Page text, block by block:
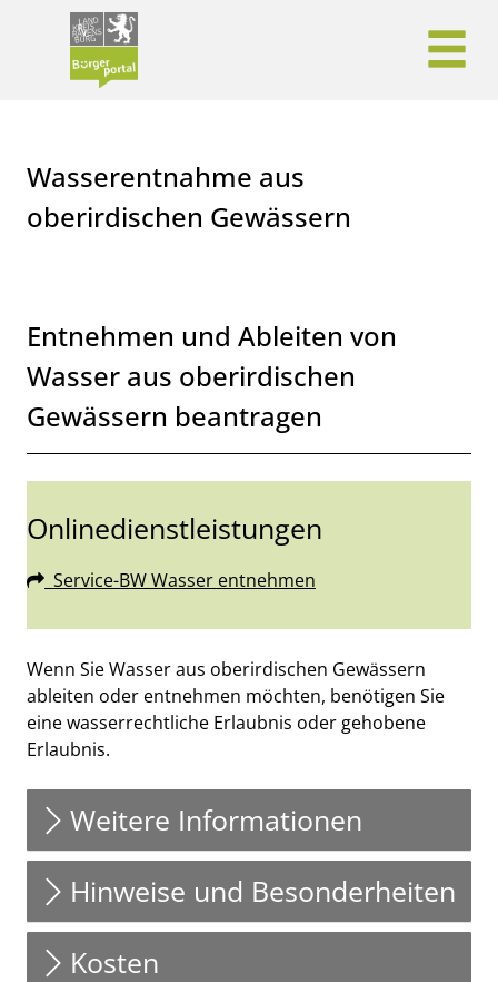
Zum Hauptinhalt springen
Zum Header
Zum Hauptinhalt
Zum Footer
Wasserentnahme aus
oberirdischen Gewässern
Entnehmen und Ableiten von
Wasser aus oberirdischen
Gewässern beantragen
Onlinedienstleistungen
Service-BW Wasser entnehmen
Beschreibung
Wenn Sie Wasser aus oberirdischen Gewässern
ableiten oder entnehmen möchten, benötigen Sie
eine wasserrechtliche Erlaubnis oder gehobene
Erlaubnis.
Weitere Informationen
Hinweise und Besonderheiten
Kosten